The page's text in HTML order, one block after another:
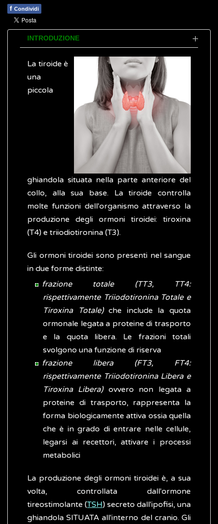
f Condividi
INTRODUZIONE
La tiroide è
una
piccola
ghiandola situata nella parte anteriore del
collo, alla sua base. La tiroide controlla
molte funzioni dell'organismo attraverso la
produzione degli ormoni tiroidei: tiroxina
(T4) e triiodiotironina (T3).
Gli ormoni tiroidei sono presenti nel sangue
in due forme distinte:
frazione totale (TT3, TT4:
rispettivamente Triiodotironina Totale e
Tiroxina Totale)che include la quota
ormonale legata a proteine di trasporto
e la quota libera. Le frazioni totali
svolgono una funzione di riserva
frazione libera (FT3, FT4:
rispettivamente Triiodotironina Libera e
Tiroxina Libera)ovvero non legata a
proteine di trasporto, rappresenta la
forma biologicamente attiva ossia quella
che è in grado di entrare nelle cellule,
legarsi ai recettori, attivare i processi
metabolici
La produzione degli ormoni tiroidei è, a sua
volta, controllata dall'ormone
tireostimolante (TSH) secreto dall'ipofisi, una
ghiandola SITUATA all'interno del cranio. Gli